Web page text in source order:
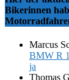
Bikerinnen
Marcus
BMW R
ja
Thomas